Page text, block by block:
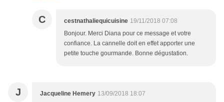
C cestnathaliequicuisine 19/11/2018 07:08
Bonjour. Merci Diana pour ce message et votre
confiance. La cannelle doit en effet apporter une
petite touche gourmande. Bonne dégustation.
J Jacqueline Hemery 13/09/2018 18:07